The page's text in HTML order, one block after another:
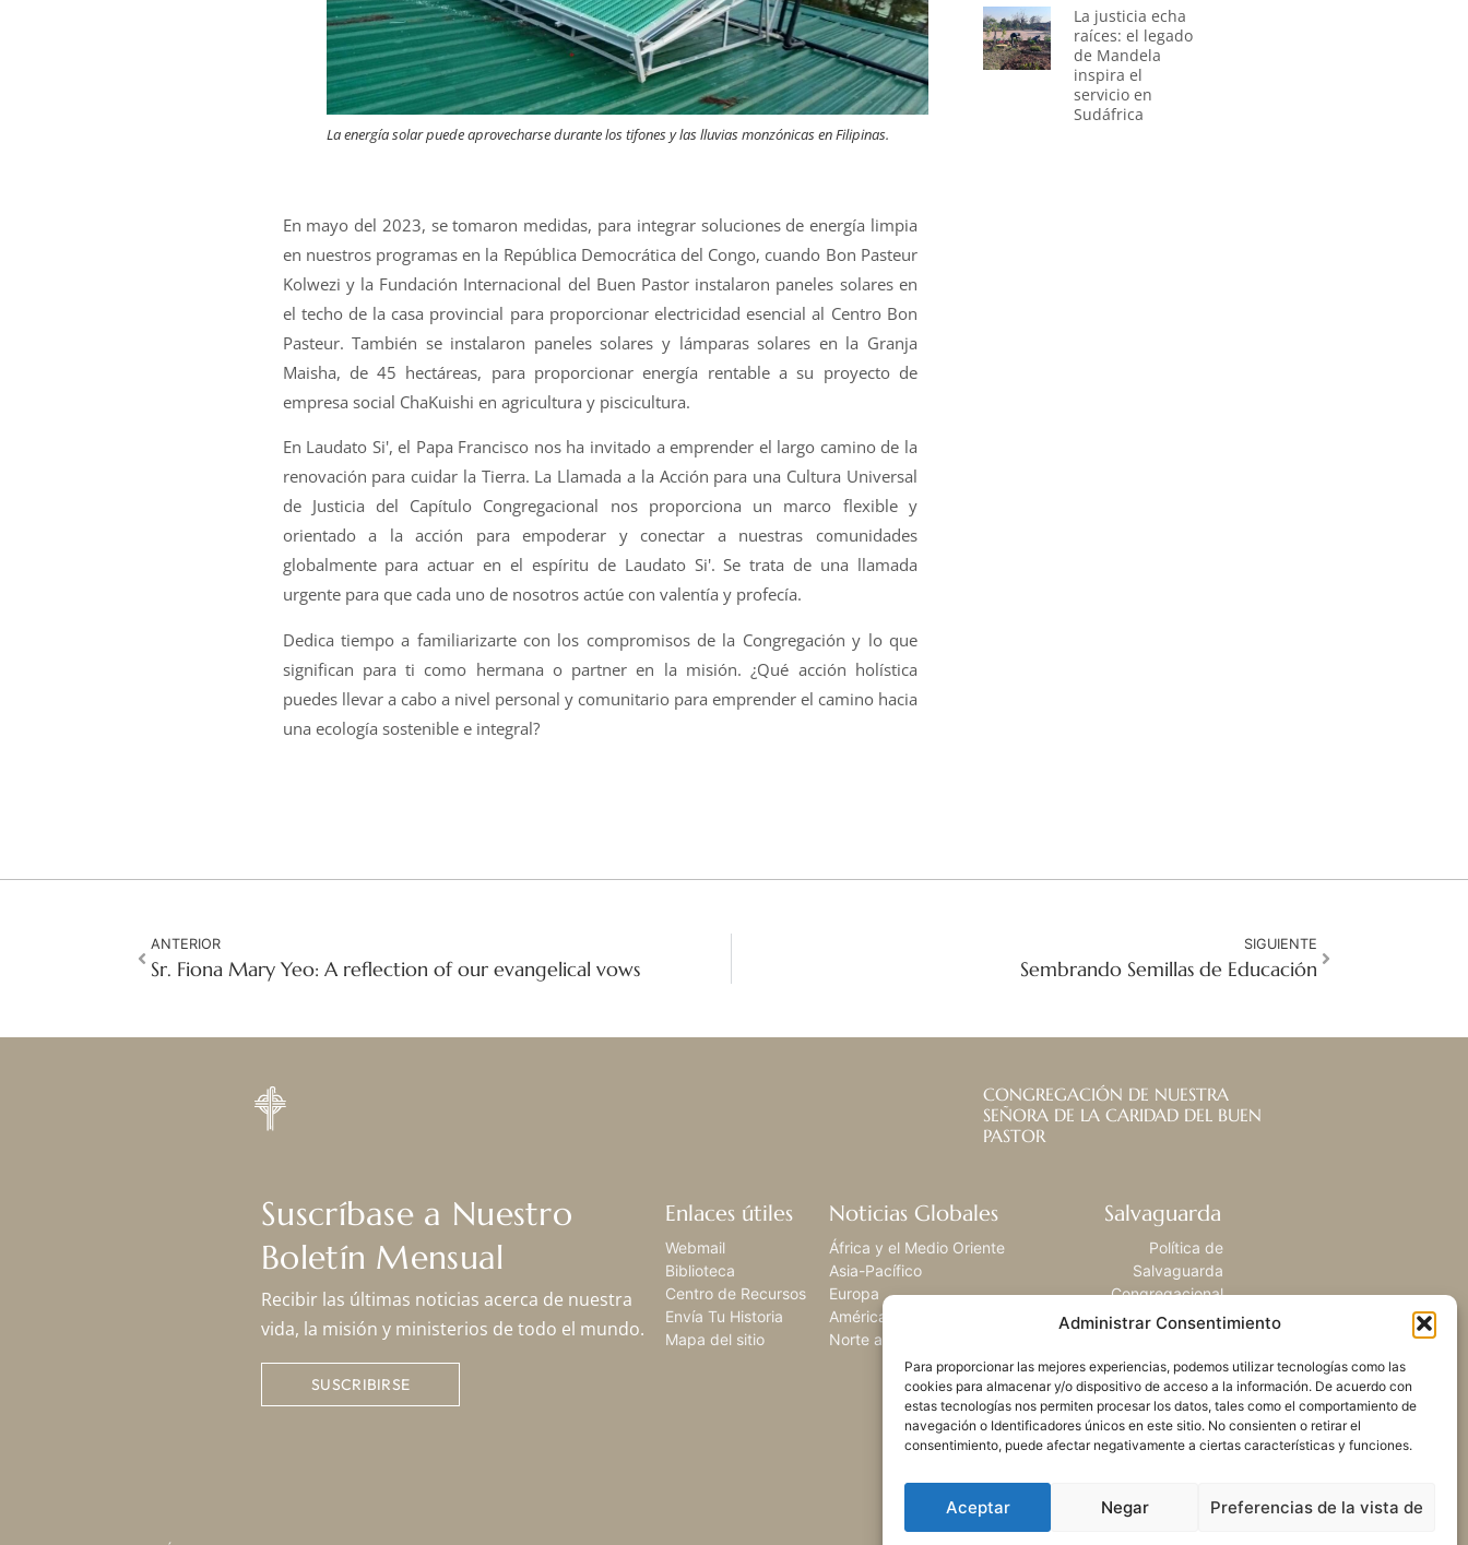
Administrar Consentimiento
Para proporcionar las mejores experiencias, podemos utilizar tecnologías como las
cookies para almacenar y/o dispositivo de acceso a la información. De acuerdo con
estas tecnologías nos permiten procesar los datos, tales como el comportamiento de
navegación o Identificadores únicos en este sitio. No consienten o retirar el
consentimiento, puede afectar negativamente a ciertas características y funciones.
Aceptar Negar Preferencias de la vista de
La energía solar puede aprovecharse durante los tifones y las lluvias monzónicas en Filipinas.
En mayo del 2023, se tomaron medidas, para integrar soluciones de energía limpia
en nuestros programas en la República Democrática del Congo, cuando Bon Pasteur
Kolwezi y la Fundación Internacional del Buen Pastor instalaron paneles solares en
el techo de la casa provincial para proporcionar electricidad esencial al Centro Bon
Pasteur. También se instalaron paneles solares y lámparas solares en la Granja
Maisha, de 45 hectáreas, para proporcionar energía rentable a su proyecto de
empresa social ChaKuishi en agricultura y piscicultura.
En Laudato Si', el Papa Francisco nos ha invitado a emprender el largo camino de la
renovación para cuidar la Tierra. La Llamada a la Acción para una Cultura Universal
de Justicia del Capítulo Congregacional nos proporciona un marco flexible y
orientado a la acción para empoderar y conectar a nuestras comunidades
globalmente para actuar en el espíritu de Laudato Si'. Se trata de una llamada
urgente para que cada uno de nosotros actúe con valentía y profecía.
Dedica tiempo a familiarizarte con los compromisos de la Congregación y lo que
significan para ti como hermana o partner en la misión. ¿Qué acción holística
puedes llevar a cabo a nivel personal y comunitario para emprender el camino hacia
una ecología sostenible e integral?
La justicia echa
raíces: el legado
de Mandela
inspira el
servicio en
Sudáfrica
ANTERIOR
Sr. Fiona Mary Yeo: A reflection of our evangelical vows
SIGUIENTE
Sembrando Semillas de Educación
CONGREGACIÓN DE NUESTRA
SEÑORA DE LA CARIDAD DEL BUEN
PASTOR
Suscríbase a Nuestro
Boletín Mensual
Recibir las últimas noticias acerca de nuestra
vida, la misión y ministerios de todo el mundo.
SUSCRIBIRSE
Enlaces útiles
Webmail
Biblioteca
Centro de Recursos
Envía Tu Historia
Mapa del sitio
Noticias Globales
África y el Medio Oriente
Asia-Pacífico
Europa
América Latina,
Norte américa
Salvaguarda
Política de
Salvaguarda
Congregacional